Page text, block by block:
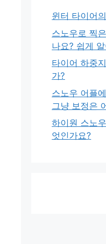
윈터 타이어
스노우로 찍
나요? 쉽게
타이어 하중
가?
스노우 어플
그냥 보정은
하이원 스노
엇인가요?